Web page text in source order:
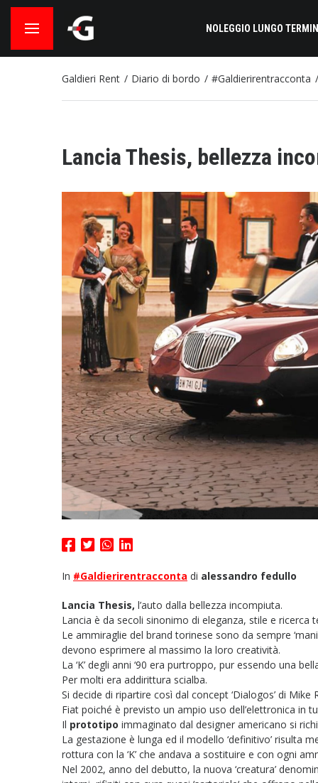
NOLEGGIO LUNGO
Galdieri Rent Diario di bordo #Galdierirentracconta
Lancia Thesis, bellezza
In #Galdierirentracconta di alessandro fedullo
Lancia Thesis, l’auto dalla bellezza incompiuta.
Lancia è da secoli sinonimo di eleganza, stile e ricerca
Le ammiraglie del brand torinese sono da sempre
devono esprimere al massimo la loro creatività.
La ‘K’ degli anni ‘90 era purtroppo, pur essendo una
Per molti era addirittura scialba.
Si decide di ripartire così dal concept ‘Dialogos’ di
Fiat poiché è previsto un ampio uso dell’elettronica in
Il prototipo immaginato dal designer americano si
La gestazione è lunga ed il modello ‘definitivo’ risulta
rottura con la ‘K’ che andava a sostituire e con ogni
Nel 2002, anno del debutto, la nuova ‘creatura’